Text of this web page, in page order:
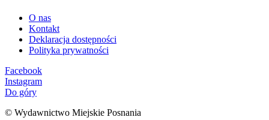
O nas
Kontakt
Deklaracja dostępności
Polityka prywatności
Facebook
Instagram
Do góry
© Wydawnictwo Miejskie Posnania